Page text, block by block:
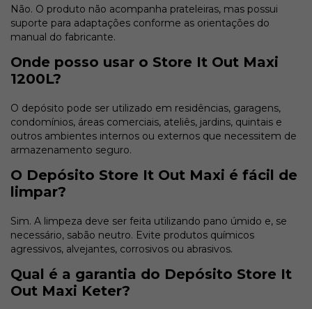
Não. O produto não acompanha prateleiras, mas possui
suporte para adaptações conforme as orientações do
manual do fabricante.
Onde posso usar o Store It Out Maxi
1200L?
O depósito pode ser utilizado em residências, garagens,
condomínios, áreas comerciais, ateliês, jardins, quintais e
outros ambientes internos ou externos que necessitem de
armazenamento seguro.
O Depósito Store It Out Maxi é fácil de
limpar?
Sim. A limpeza deve ser feita utilizando pano úmido e, se
necessário, sabão neutro. Evite produtos químicos
agressivos, alvejantes, corrosivos ou abrasivos.
Qual é a garantia do Depósito Store It
Out Maxi Keter?